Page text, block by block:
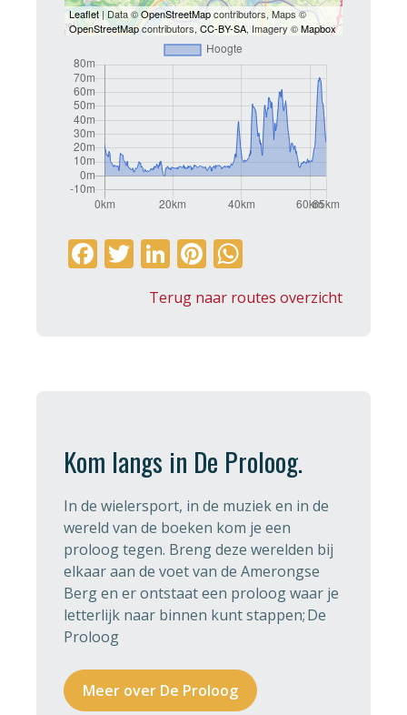
Leaflet| Data ©OpenStreetMapcontributors, Maps ©
OpenStreetMapcontributors, CC-BY-SA, Imagery ©Mapbox
F T
w
itt
Li
k
Pi
er
h
at
Terug naar routes overzicht
Kom langs in De Proloog.
In de wielersport, in de muziek en in de
wereld van de boeken kom je een
proloog tegen. Breng deze werelden bij
elkaar aan de voet van de Amerongse
Berg en er ontstaat een proloog waar je
letterlijk naar binnen kunt stappen; De
Proloog
Meer over De Proloog